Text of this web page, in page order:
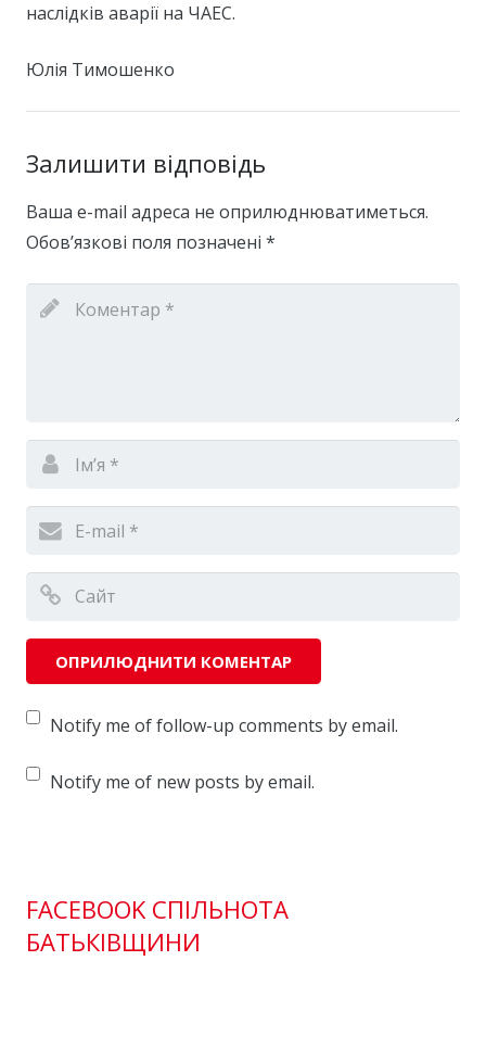
наслідків аварії на ЧАЕС.
Юлія Тимошенко
Залишити відповідь
Ваша e-mail адреса не оприлюднюватиметься.
Обов’язкові поля позначені *
Notify me of follow-up comments by email.
Notify me of new posts by email.
FACEBOOK СПІЛЬНОТА
БАТЬКІВЩИНИ